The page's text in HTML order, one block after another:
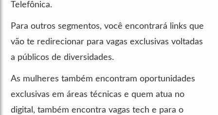
Telefônica.
Para outros segmentos, você encontrará links que
vão te redirecionar para vagas exclusivas voltadas
a públicos de diversidades.
As mulheres também encontram oportunidades
exclusivas em áreas técnicas e quem atua no
digital, também encontra vagas tech e para o